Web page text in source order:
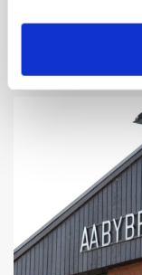
fordoble